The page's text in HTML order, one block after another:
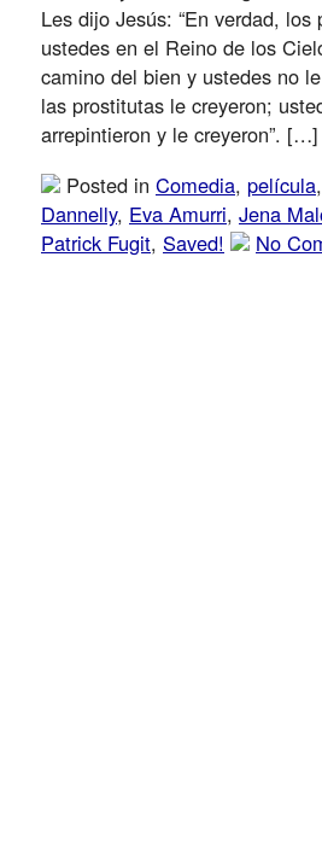
Les dijo Jesús: “En verdad,
ustedes en el Reino de los
camino del bien y ustedes no
las prostitutas le creyeron;
arrepintieron y le creyeron”. […]
Posted in Comedia, película
Dannelly, Eva Amurri, Jena
Patrick Fugit, Saved! No